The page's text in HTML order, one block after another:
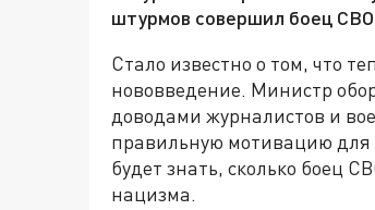
штурмов совершил боец
Стало известно о том, что
нововведение. Министр
доводами журналистов и
правильную мотивацию для
будет знать, сколько боец
нацизма.